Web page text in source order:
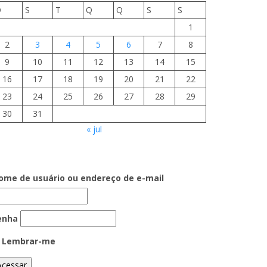
S T Q Q S
S
1
2
3 4 5 6 7
8
9
10 11 12 13 14
15
16
17 18 19 20 21
22
23
24 25 26 27 28
29
30
31
« jul
de usuário ou endereço de e-mail
Lembrar-me